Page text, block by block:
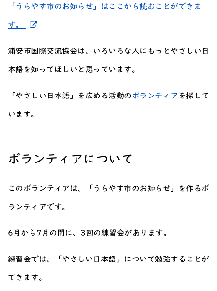
「うらやす市のお知らせ」はここから読むことができま
す。
浦安市国際交流協会は、いろいろな人にもっとやさしい日
本語を知ってほしいと思っています。
「やさしい日本語」を広める活動のボランティア を探して
います。
ボランティアについて
このボランティアは、「うらやす市のお知らせ」を作るボ
ランティアです。
6月から7月の間に、3回の練習会があります。
練習会では、「やさしい日本語」について勉強することが
できます。